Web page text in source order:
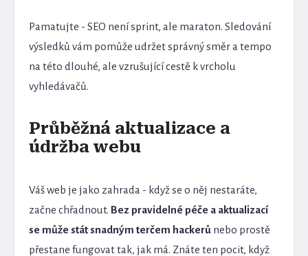
Pamatujte - SEO není sprint, ale maraton. Sledování
výsledků vám pomůže udržet správný směr a tempo
na této dlouhé, ale vzrušující cestě k vrcholu
vyhledávačů.
Průběžná aktualizace a
údržba webu
Váš web je jako zahrada - když se o něj nestaráte,
začne chřadnout. Bez pravidelné péče a aktualizací
se může stát snadným terčem hackerů nebo prostě
přestane fungovat tak, jak má. Znáte ten pocit, když